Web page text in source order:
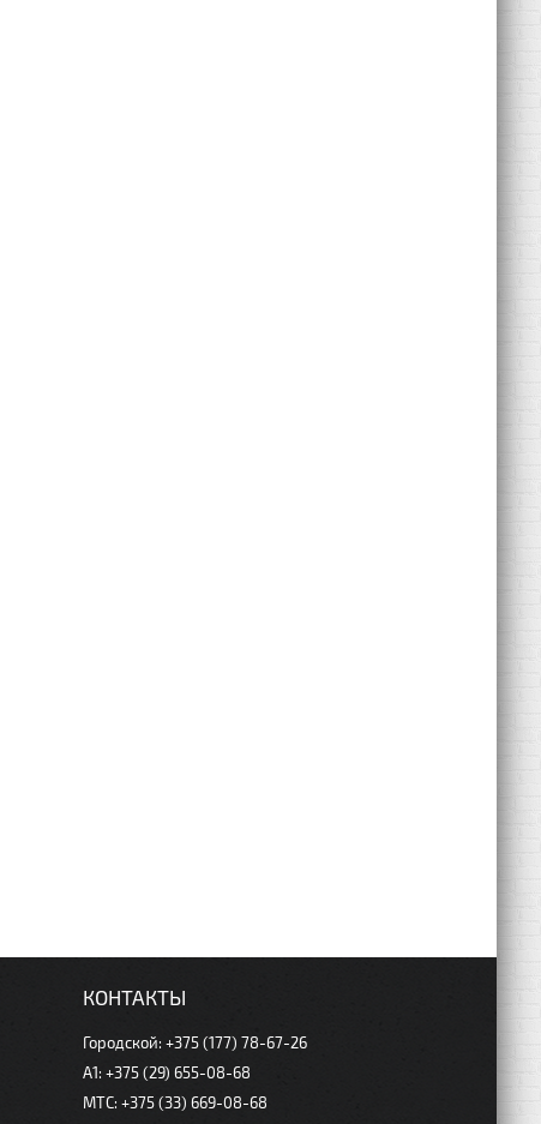
КОНТАКТЫ
Городской: +375 (177) 78-67-26
А1: +375 (29) 655-08-68
МТС: +375 (33) 669-08-68